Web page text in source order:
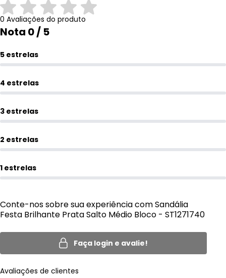
0 Avaliações do produto
Nota 0 / 5
5 estrelas
4 estrelas
3 estrelas
2 estrelas
1 estrelas
Conte-nos sobre sua experiência com Sandália
Festa Brilhante Prata Salto Médio Bloco - ST1271740
Faça login e avalie!
Avaliações de clientes